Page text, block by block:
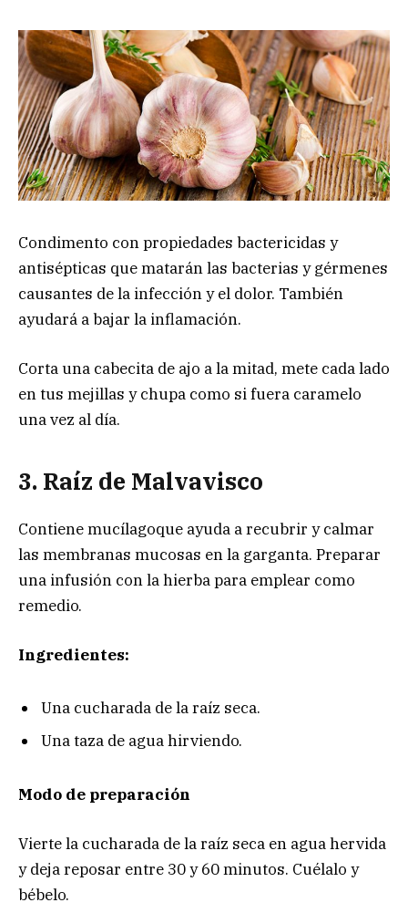
Condimento con propiedades bactericidas y
antisépticas que matarán las bacterias y gérmenes
causantes de la infección y el dolor. También
ayudará a bajar la inflamación.
Corta una cabecita de ajo a la mitad, mete cada lado
en tus mejillas y chupa como si fuera caramelo
una vez al día.
3. Raíz de Malvavisco
Contiene mucílagoque ayuda a recubrir y calmar
las membranas mucosas en la garganta. Preparar
una infusión con la hierba para emplear como
remedio.
Ingredientes:
Una cucharada de la raíz seca.
Una taza de agua hirviendo.
Modo de preparación
Vierte la cucharada de la raíz seca en agua hervida
y deja reposar entre 30 y 60 minutos. Cuélalo y
bébelo.